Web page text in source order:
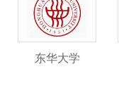
东华大学